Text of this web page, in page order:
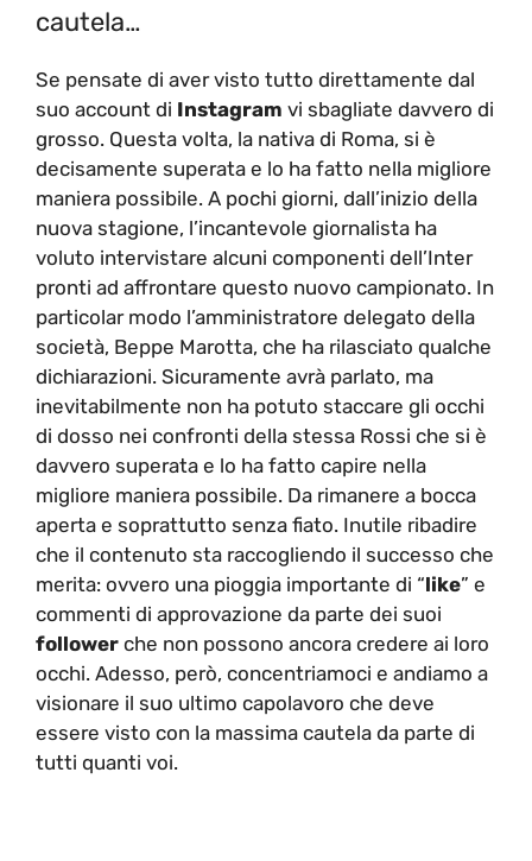
cautela…
Se pensate di aver visto tutto direttamente dal
suo account di Instagram vi sbagliate davvero di
grosso. Questa volta, la nativa di Roma, si è
decisamente superata e lo ha fatto nella migliore
maniera possibile. A pochi giorni, dall’inizio della
nuova stagione, l’incantevole giornalista ha
voluto intervistare alcuni componenti dell’Inter
pronti ad affrontare questo nuovo campionato. In
particolar modo l’amministratore delegato della
società, Beppe Marotta, che ha rilasciato qualche
dichiarazioni. Sicuramente avrà parlato, ma
inevitabilmente non ha potuto staccare gli occhi
di dosso nei confronti della stessa Rossi che si è
davvero superata e lo ha fatto capire nella
migliore maniera possibile. Da rimanere a bocca
aperta e soprattutto senza fiato. Inutile ribadire
che il contenuto sta raccogliendo il successo che
merita: ovvero una pioggia importante di “like” e
commenti di approvazione da parte dei suoi
follower che non possono ancora credere ai loro
occhi. Adesso, però, concentriamoci e andiamo a
visionare il suo ultimo capolavoro che deve
essere visto con la massima cautela da parte di
tutti quanti voi.